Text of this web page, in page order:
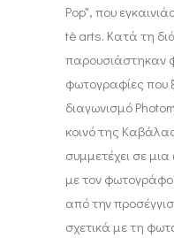
Pop", που
tè arts. Κατά τη
παρουσιάστηκαν
φωτογραφίες που
διαγωνισμό
κοινό της
συμμετέχει σε
με τον
από την
σχετικά με τη